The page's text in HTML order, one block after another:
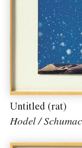
Untitled (rat)
Hodel /